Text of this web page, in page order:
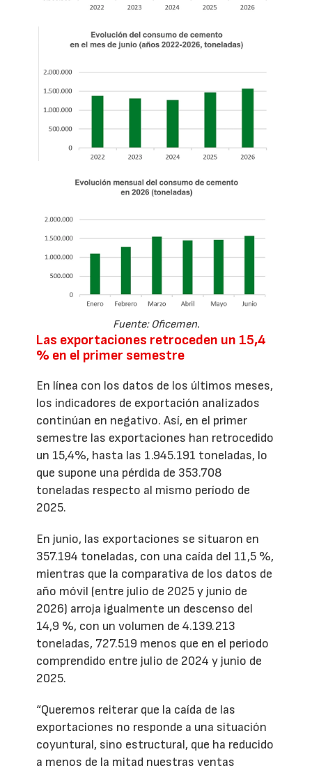
Fuente: Oficemen.
Las exportaciones retroceden un 15,4
% en el primer semestre
En línea con los datos de los últimos meses,
los indicadores de exportación analizados
continúan en negativo. Así, en el primer
semestre las exportaciones han retrocedido
un 15,4%, hasta las 1.945.191 toneladas, lo
que supone una pérdida de 353.708
toneladas respecto al mismo período de
2025.
En junio, las exportaciones se situaron en
357.194 toneladas, con una caída del 11,5 %,
mientras que la comparativa de los datos de
año móvil (entre julio de 2025 y junio de
2026) arroja igualmente un descenso del
14,9 %, con un volumen de 4.139.213
toneladas, 727.519 menos que en el periodo
comprendido entre julio de 2024 y junio de
2025.
“Queremos reiterar que la caída de las
exportaciones no responde a una situación
coyuntural, sino estructural, que ha reducido
a menos de la mitad nuestras ventas